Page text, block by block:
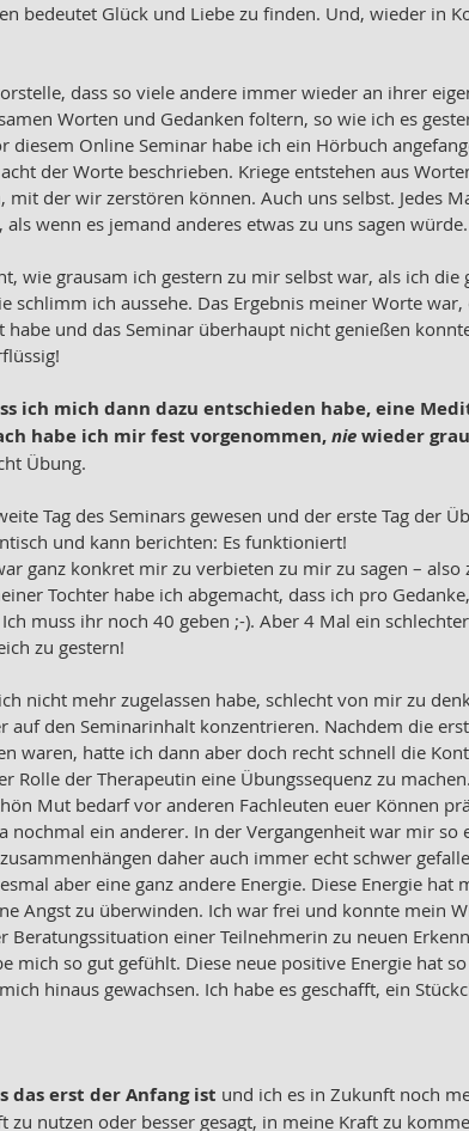
bedeutet Glück und Liebe zu finden. Und, wieder in
dass so viele andere immer wieder an ihrer
Worten und Gedanken foltern, so wie ich es
diesem Online Seminar habe ich ein Hörbuch
der Worte beschrieben. Kriege entstehen aus
mit der wir zerstören können. Auch uns selbst. Jedes
als wenn es jemand anderes etwas zu uns sagen
wie grausam ich gestern zu mir selbst war, als ich
schlimm ich aussehe. Das Ergebnis meiner Worte
habe und das Seminar überhaupt nicht genießen
ich mich dann dazu entschieden habe, eine
habe ich mir fest vorgenommen, nie wieder
Übung.
Tag des Seminars gewesen und der erste Tag der
und kann berichten: Es funktioniert!
ganz konkret mir zu verbieten zu mir zu sagen –
Tochter habe ich abgemacht, dass ich pro
Ich muss ihr noch 40 geben ;-). Aber 4 Mal ein
zu gestern!
nicht mehr zugelassen habe, schlecht von mir zu
auf den Seminarinhalt konzentrieren. Nachdem die
waren, hatte ich dann aber doch recht schnell die
Rolle der Therapeutin eine Übungssequenz zu
Mut bedarf vor anderen Fachleuten euer Können
nochmal ein anderer. In der Vergangenheit war mir so
daher auch immer echt schwer
aber eine ganz andere Energie. Diese Energie
Angst zu überwinden. Ich war frei und konnte mein
Beratungssituation einer Teilnehmerin zu neuen
mich so gut gefühlt. Diese neue positive Energie hat
hinaus gewachsen. Ich habe es geschafft, ein
das erst der Anfang ist und ich es in Zukunft noch
zu nutzen oder besser gesagt, in meine Kraft zu